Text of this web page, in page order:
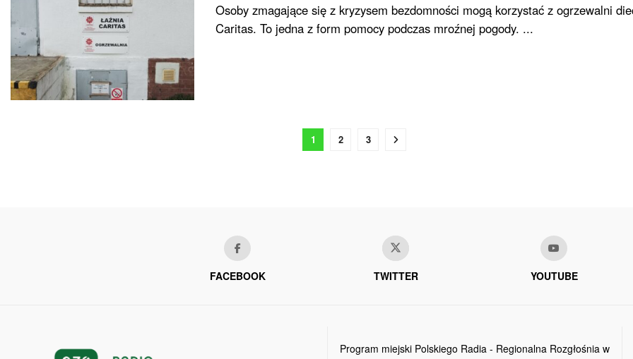
Osoby zmagające się z kryzysem bezdomności mogą korzystać z ogrzewalni
Caritas. To jedna z form pomocy podczas mroźnej pogody. ...
1 2 3
FACEBOOK TWITTER YOUTUBE
Program miejski Polskiego Radia - Regionalna Rozgłośnia w